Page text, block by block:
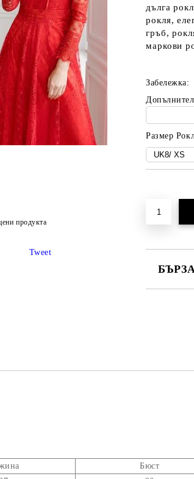
дълга
рокля,
гръб,
маркови
Забележка:
Размер
продукта
Tweet
Бюст